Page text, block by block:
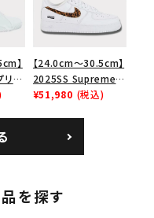
Tシャツ・ロングスリーブ
】
ー
【24.0cm～30.5cm】
2025SS Supreme
GOODENOUGH
ムグッドイナフ ナイキ
エアフォース１スニー
ト
¥51,980 (税込)
を探す